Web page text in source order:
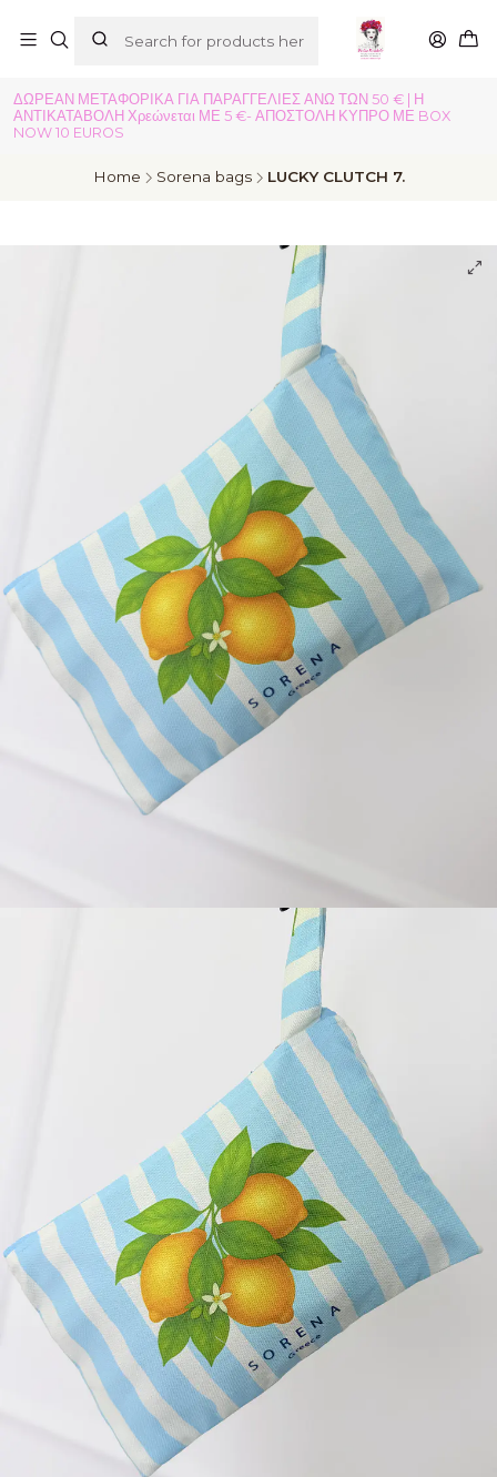
ΔΩΡΕΑΝ ΜΕΤΑΦΟΡΙΚΑ ΓΙΑ ΠΑΡΑΓΓΕΛΙΕΣ ΑΝΩ ΤΩΝ 50 € | Η
ΑΝΤΙΚΑΤΑΒΟΛΗ Χρεώνεται ΜΕ 5 €- ΑΠΟΣΤΟΛΗ ΚΥΠΡΟ ΜΕ BOX
NOW 10 EUROS
Home Sorena bags LUCKY CLUTCH 7.